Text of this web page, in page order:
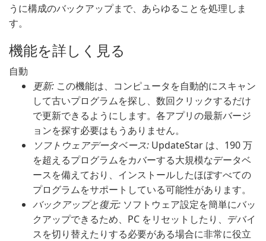
うに構成のバックアップまで、あらゆることを処理しま
す。
機能を詳しく見る
自動
更新: この機能は、コンピュータを自動的にスキャン
して古いプログラムを探し、数回クリックするだけ
で更新できるようにします。各アプリの最新バージ
ョンを探す必要はもうありません。
ソフトウェアデータベース: UpdateStar は、190 万
を超えるプログラムをカバーする大規模なデータベ
ースを備えており、インストールしたほぼすべての
プログラムをサポートしている可能性があります。
バックアップと復元: ソフトウェア設定を簡単にバッ
クアップできるため、PC をリセットしたり、デバイ
スを切り替えたりする必要がある場合に非常に役立